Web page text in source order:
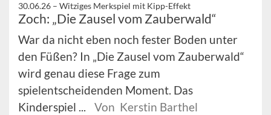
30.06.26 – Witziges Merkspiel mit Kipp-Effekt
Zoch: „Die Zausel vom Zauberwald“
War da nicht eben noch fester Boden unter
den Füßen? In „Die Zausel vom Zauberwald“
wird genau diese Frage zum
spielentscheidenden Moment. Das
Kinderspiel ...
Von Kerstin Barthel